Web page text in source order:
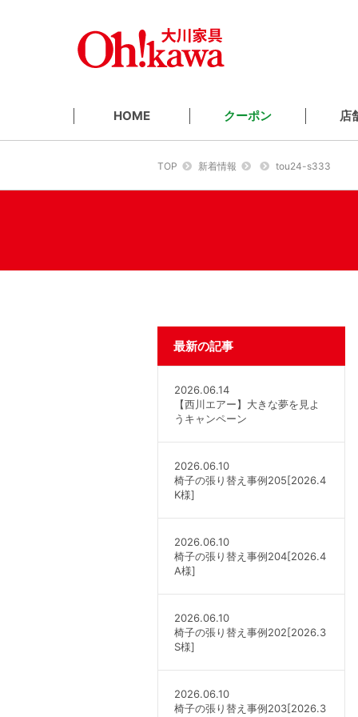
HOME クーポン 店
TOP 新着情報 tou24-s333
最新の記事
2026.06.14
【西川エアー】大きな夢を見よ
うキャンペーン
2026.06.10
椅子の張り替え事例205[2026.4
K様]
2026.06.10
椅子の張り替え事例204[2026.4
A様]
2026.06.10
椅子の張り替え事例202[2026.3
S様]
2026.06.10
椅子の張り替え事例203[2026.3